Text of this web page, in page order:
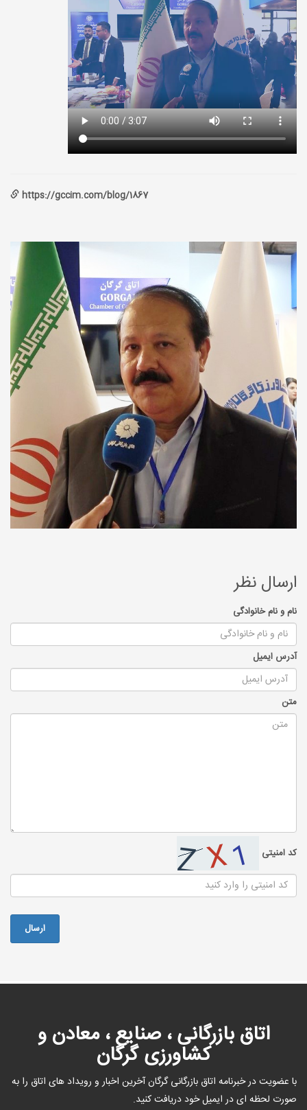
https://gccim.com/blog/1867
ارسال نظر
نام و نام خانوادگی
آدرس ایمیل
متن
کد امنیتی
اتاق بازرگانی ، صنایع ، معادن و
کشاورزی گرگان
با عضویت در خبرنامه اتاق بازرگانی گرگان آخرین اخبار و رویداد های اتاق را به
صورت لحظه ای در ایمیل خود دریافت کنید.